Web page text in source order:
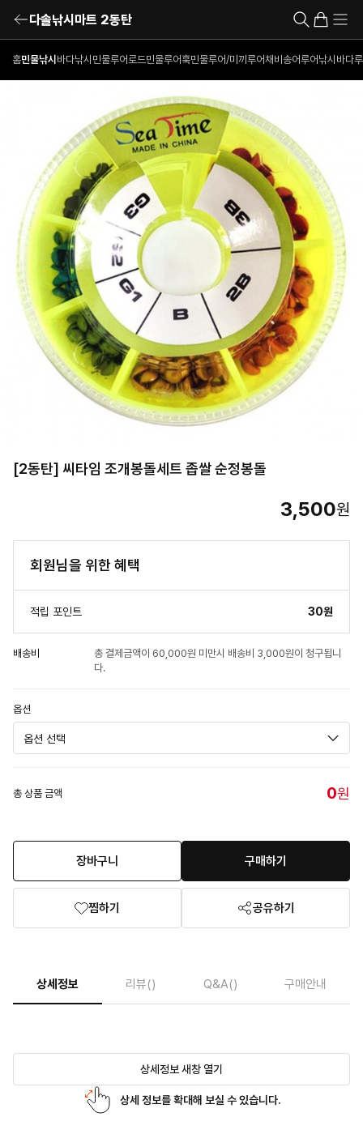
다솔낚시마트 2동탄
홈민물낚시 바다낚시 민물루어로드민물루어훅민물루어/미끼 루어채비 송어루어낚시 바다
[2동탄] 씨타임 조개봉돌세트 좁쌀 순정봉돌
3,500원
회원님을 위한 혜택
적립 포인트 30원
배송비
총 결제금액이 60,000원 미만시 배송비 3,000원이 청구됩니
다.
옵션
총 상품 금액 0원
장바구니 구매하기
찜하기 공유하기
상세정보 리뷰() Q&A() 구매안내
상세정보 새창 열기
상세 정보를 확대해 보실 수 있습니다.